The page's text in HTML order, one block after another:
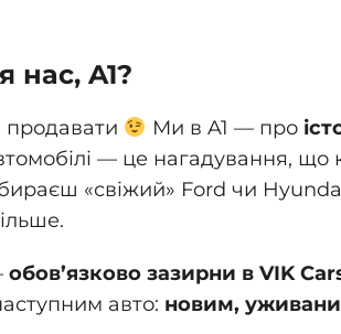
A1?
продавати Ми в A1 — про
— це нагадування,
«свіжий» Ford чи
обов’язково зазирни в VIK
авто: новим,